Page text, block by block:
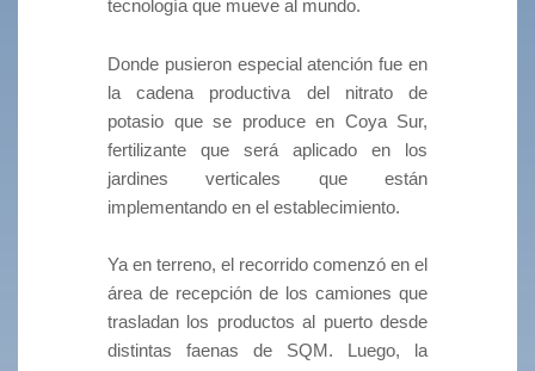
tecnología que mueve al mundo.
Donde pusieron especial atención fue en
la cadena productiva del nitrato de
potasio que se produce en Coya Sur,
fertilizante que será aplicado en los
jardines verticales que están
implementando en el establecimiento.
Ya en terreno, el recorrido comenzó en el
área de recepción de los camiones que
trasladan los productos al puerto desde
distintas faenas de SQM. Luego, la